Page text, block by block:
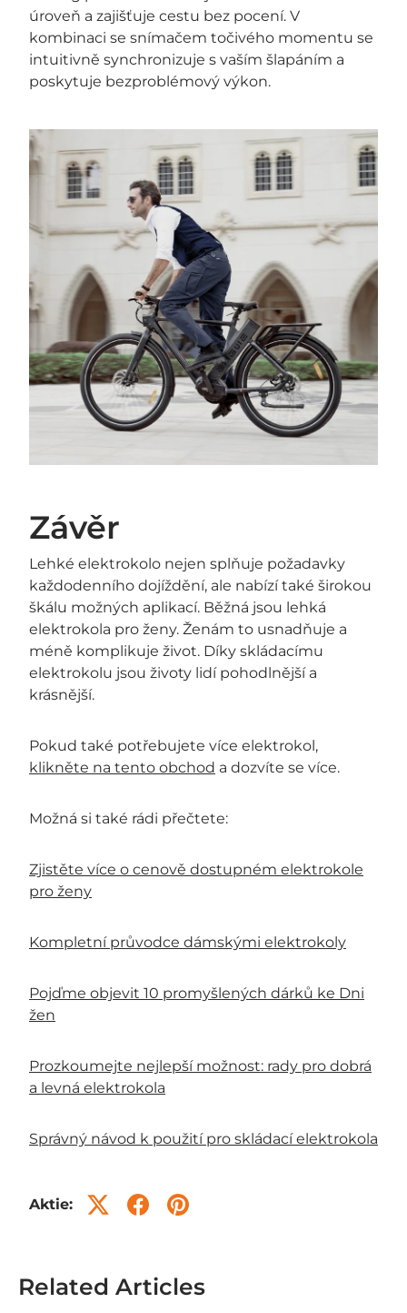
úroveň a zajišťuje cestu bez pocení. V
kombinaci se snímačem točivého momentu se
intuitivně synchronizuje s vaším šlapáním a
poskytuje bezproblémový výkon.
Závěr
Lehké elektrokolo nejen splňuje požadavky
každodenního dojíždění, ale nabízí také širokou
škálu možných aplikací. Běžná jsou lehká
elektrokola pro ženy. Ženám to usnadňuje a
méně komplikuje život. Díky skládacímu
elektrokolu jsou životy lidí pohodlnější a
krásnější.
Pokud také potřebujete více elektrokol,
klikněte na tento obchod a dozvíte se více.
Možná si také rádi přečtete:
Zjistěte více o cenově dostupném elektrokole
pro ženy
Kompletní průvodce dámskými elektrokoly
Pojďme objevit 10 promyšlených dárků ke Dni
žen
Prozkoumejte nejlepší možnost: rady pro dobrá
a levná elektrokola
Správný návod k použití pro skládací elektrokola
Aktie:
Related Articles